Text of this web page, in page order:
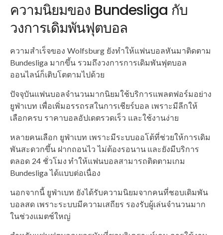
ความนิยมของ Bundesliga กับ
วงการเดิมพันฟุตบอล
ความสำเร็จของ Wolfsburg ยังทำให้แฟนบอลหันมาติดตาม
Bundesliga มากขึ้น รวมถึงวงการการเดิมพันฟุตบอล
ออนไลน์ก็เติบโตตามไปด้วย
ปัจจุบันแฟนบอลจำนวนมากนิยมใช้บริการแพลตฟอร์มอย่าง
ยูฟ่าเบท เพื่อเพิ่มอรรถรสในการเชียร์บอล เพราะมีลีกให้
เลือกครบ ราคาบอลอัปเดตรวดเร็ว และใช้งานง่าย
หลายคนเลือก ยูฟ่าเบท เพราะมีระบบออโต้ที่ช่วยให้การเดิม
พันสะดวกขึ้น ฝากถอนไว ไม่ต้องรอนาน และยังมีบริการ
ตลอด 24 ชั่วโมง ทำให้แฟนบอลสามารถติดตามเกม
Bundesliga ได้แบบต่อเนื่อง
นอกจากนี้ ยูฟ่าเบท ยังได้รับความนิยมจากคนที่ชอบเดิมพัน
บอลสด เพราะระบบมีความเสถียร รองรับผู้เล่นจำนวนมาก
ในช่วงแมตช์ใหญ่